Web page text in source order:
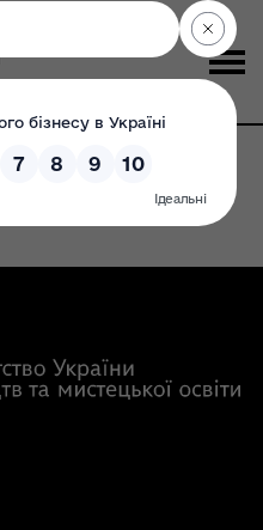
розвиток сфери